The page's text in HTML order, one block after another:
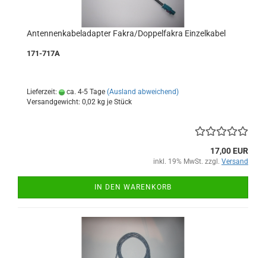
Antennenkabeladapter Fakra/Doppelfakra Einzelkabel
171-717A
Lieferzeit: ca. 4-5 Tage (Ausland abweichend)
Versandgewicht: 0,02 kg je Stück
17,00 EUR
inkl. 19% MwSt. zzgl. Versand
IN DEN WARENKORB